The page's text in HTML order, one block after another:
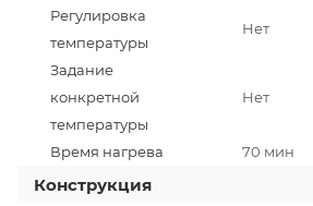
Регулировка
температуры
Нет
Задание
конкретной
температуры
Нет
Время нагрева 70 мин
Конструкция